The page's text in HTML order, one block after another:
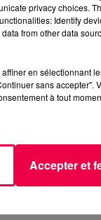
personnes
privacy choices.
Identify
from other data
en sélectionnant
sans accepter".
à tout
Accepter et